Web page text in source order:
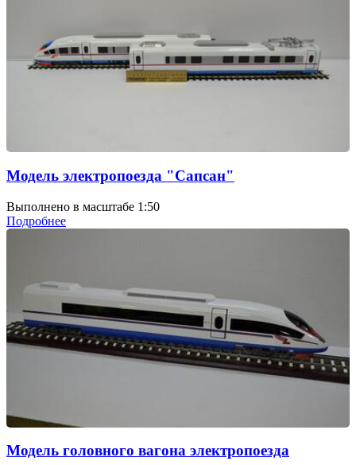
Модель электропоезда "Сапсан"
Выполнено в масштабе 1:50
Подробнее
Модель головного вагона электропоезда